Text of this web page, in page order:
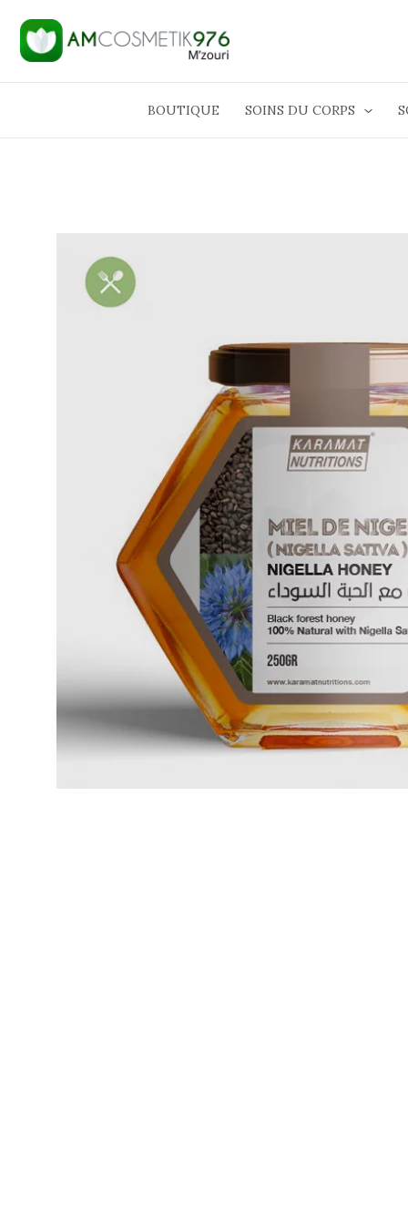
contenu
BOUTIQUE SOINS DU CORPS